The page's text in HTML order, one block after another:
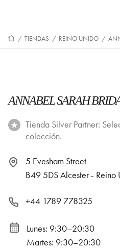
/ TIENDAS / REINO UNIDO /
ANNABEL SARAH
Tienda Silver Partner:
colección.
5 Evesham Street
B49 5DS Alcester - Reino
+44 1789 778325
Lunes: 9:30–20:30
Martes: 9:30–20:30